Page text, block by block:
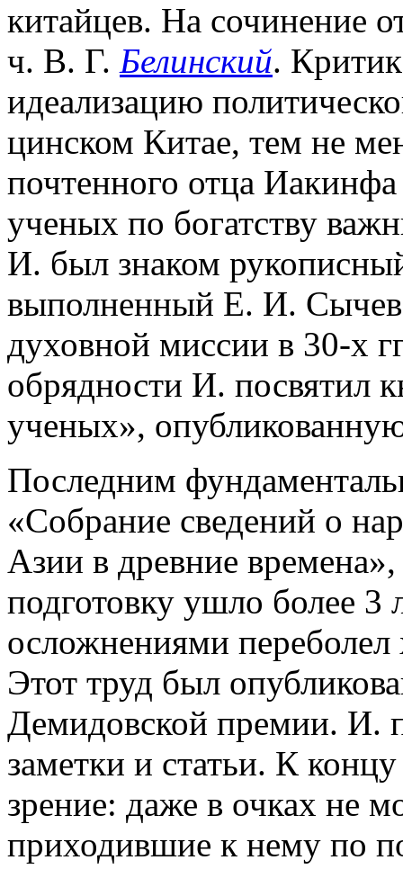
китайцев. На сочинение
ч. В. Г. Белинский.
идеализацию
цинском Китае, тем не
почтенного отца
ученых по богатству
И. был знаком
выполненный Е. И.
духовной миссии в 30-х
обрядности И. посвятил
ученых»,
Последним
«Собрание сведений о
Азии в древние
подготовку ушло более 3
осложнениями
Этот труд был
Демидовской премии. И.
заметки и статьи. К
зрение: даже в очках не
приходившие к нему по